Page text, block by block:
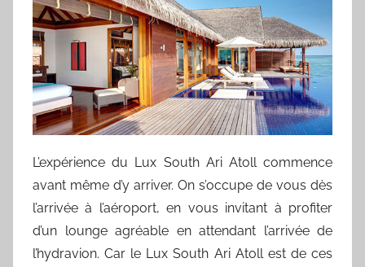
L’expérience du Lux South Ari Atoll commence
avant même d’y arriver. On s’occupe de vous dès
l’arrivée à l’aéroport, en vous invitant à profiter
d’un lounge agréable en attendant l’arrivée de
l’hydravion. Car le Lux South Ari Atoll est de ces